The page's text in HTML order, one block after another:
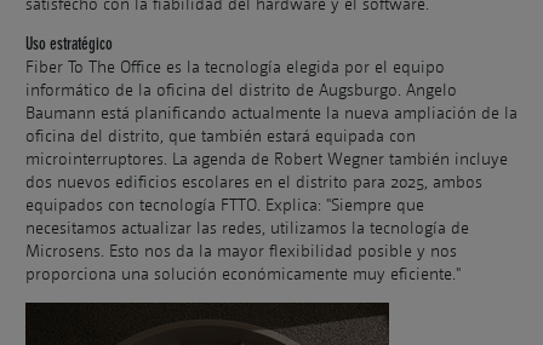
satisfecho con la fiabilidad del hardware y el software.
Uso estratégico
Fiber To The Office es la tecnología elegida por el equipo
informático de la oficina del distrito de Augsburgo. Angelo
Baumann está planificando actualmente la nueva ampliación de la
oficina del distrito, que también estará equipada con
microinterruptores. La agenda de Robert Wegner también incluye
dos nuevos edificios escolares en el distrito para 2025, ambos
equipados con tecnología FTTO. Explica: "Siempre que
necesitamos actualizar las redes, utilizamos la tecnología de
Microsens. Esto nos da la mayor flexibilidad posible y nos
proporciona una solución económicamente muy eficiente."